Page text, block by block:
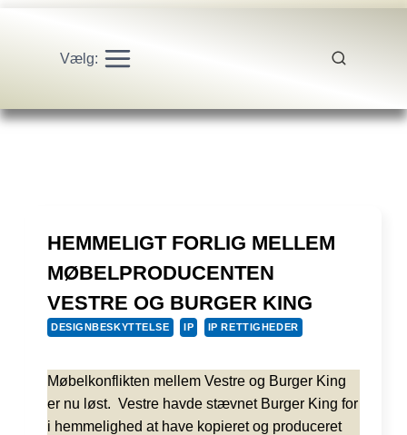
Vælg:
HEMMELIGT FORLIG MELLEM
MØBELPRODUCENTEN
VESTRE OG BURGER KING
DESIGNBESKYTTELSE IP IP RETTIGHEDER
Møbelkonflikten mellem Vestre og Burger King
er nu løst. Vestre havde stævnet Burger King for
i hemmelighed at have kopieret og produceret